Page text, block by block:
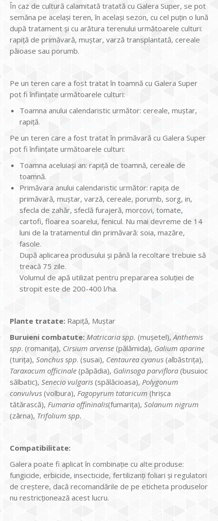
În caz de cultură calamitată tratată cu Galera Super, se pot
semăna pe același teren, în același sezon, cu cel puțin o lună
după tratament și cu arătura terenului următoarele culturi:
rapiță de primăvară, muștar, varză transplantată, cereale
păioase sau porumb.
Pe un teren care a fost tratat în toamnă cu Galera Super
pot fi înființate următoarele culturi:
Toamna anului calendaristic următor: cereale, muștar,
rapiță.
Pe un teren care a fost tratat în primăvară cu Galera Super
pot fi înființate următoarele culturi:
Toamna aceluiași an: rapiță de toamnă, cereale de
toamnă.
Primăvara anului calendaristic următor: rapița de
primăvară, muștar, varză, cereale, porumb, sorg, in,
sfecla de zahăr, sfeclă furajeră, morcovi, tomate,
cartofi, floarea soarelui, fenicul. Nu mai devreme de 14
luni de la tratamentul din primăvară: soia, mazăre,
fasole.
După aplicarea produsului și până la recoltare trebuie să
treacă 75 zile.
Volumul de apă utilizat pentru prepararea soluției de
stropit este de 200-400 l/ha.
Plante tratate: Rapiță, Muștar
Buruieni combatute: Matricaria spp. (mușetel),Anthemis
spp. (romanița), Cirsium arvense (pălămida), Galium aparine
(turița), Sonchus spp. (susai), Centaurea cyanus (albăstrița),
Taraxacum officinale (păpădia), Galinsoga parviflora (busuioc
sălbatic), Senecio vulgaris (spălăcioasa), Polygonum
convulvus (volbura), Fagopyrum tataricum (hrișca
tătărască), Fumaria offininalis(fumarița), Solanum nigrum
(zârna), Trifolium spp.
Compatibilitate:
Galera poate fi aplicat în combinație cu alte produse:
fungicide, erbicide, insecticide, fertilizanţi foliari și regulatori
de creștere, dacă recomandările de pe eticheta produselor
nu restricționează acest lucru.